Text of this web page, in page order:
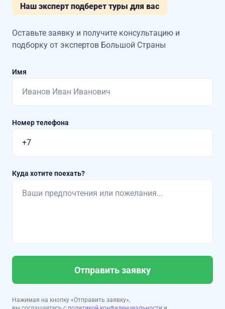
Наш эксперт подберет туры для вас
Оставьте заявку и получите консультацию и
подборку от экспертов Большой Страны
Имя
Номер телефона
Куда хотите поехать?
Отправить заявку
Нажимая на кнопку «Отправить заявку»,